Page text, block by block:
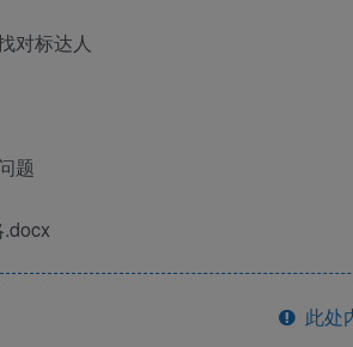
对标达人
题
此处